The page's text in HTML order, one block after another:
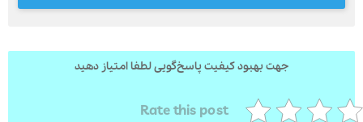
جهت بهبود کیفیت پاسخ‌گویی لطفا امتیاز دهید
Rate this post